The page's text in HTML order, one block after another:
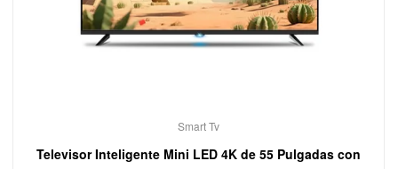
Smart Tv
Televisor Inteligente Mini LED 4K de 55 Pulgadas con